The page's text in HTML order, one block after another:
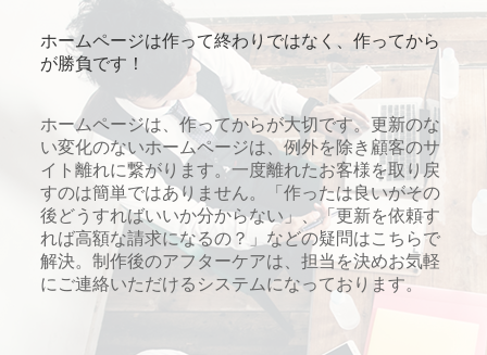
ホームページは作って終わりではなく、作ってから
が勝負です！
ホームページは、作ってからが大切です。更新のな
い変化のないホームページは、例外を除き顧客のサ
イト離れに繋がります。一度離れたお客様を取り戻
すのは簡単ではありません。「作ったは良いがその
後どうすればいいか分からない」、「更新を依頼す
れば高額な請求になるの？」などの疑問はこちらで
解決。制作後のアフターケアは、担当を決めお気軽
にご連絡いただけるシステムになっております。